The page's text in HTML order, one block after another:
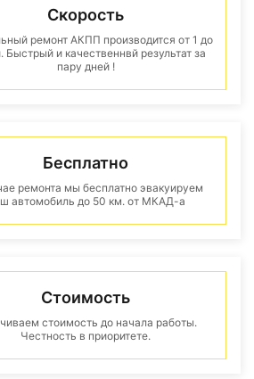
Скорость
ремонт АКПП производится от 1 до
Быстрый и качественнвй результат за
пару дней !
Бесплатно
ремонта мы бесплатно эвакуируем
автомобиль до 50 км. от МКАД-а
Стоимость
стоимость до начала работы.
Честность в приоритете.